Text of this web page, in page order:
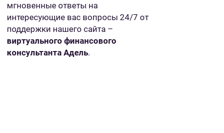
мгновенные ответы на
интересующие вас вопросы 24/7 от
поддержки нашего сайта –
виртуального финансового
консультанта Адель.